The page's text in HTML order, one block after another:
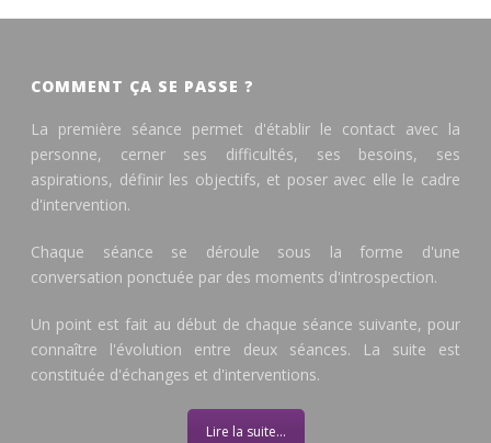
COMMENT ÇA SE PASSE ?
La première séance permet d'établir le contact avec la
personne, cerner ses difficultés, ses besoins, ses
aspirations, définir les objectifs, et poser avec elle le cadre
d'intervention.
Chaque séance se déroule sous la forme d'une
conversation ponctuée par des moments d'introspection.
Un point est fait au début de chaque séance suivante, pour
connaître l'évolution entre deux séances. La suite est
constituée d'échanges et d'interventions.
Lire la suite...